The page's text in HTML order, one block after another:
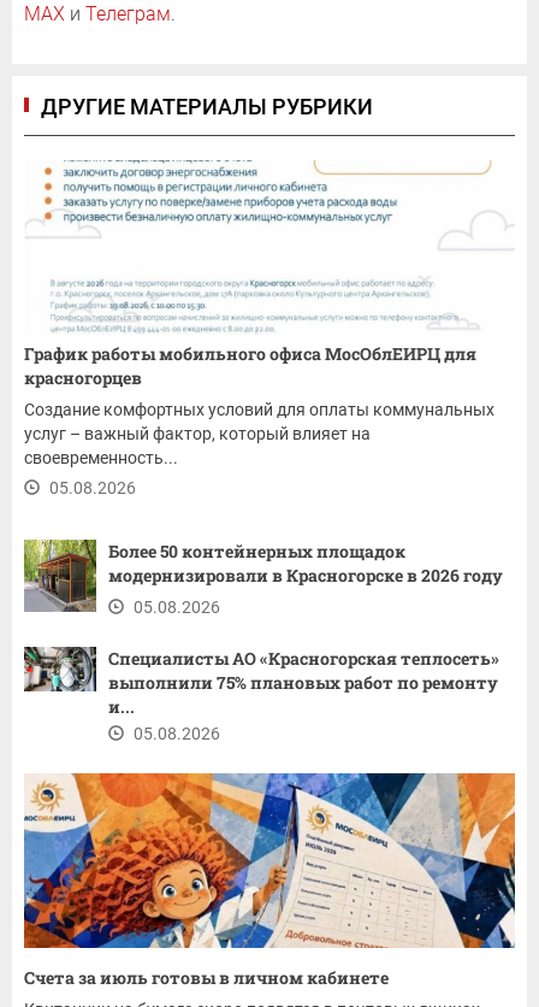
MAX и Телеграм.
ДРУГИЕ МАТЕРИАЛЫ РУБРИКИ
График работы мобильного офиса МосОблЕИРЦ для
красногорцев
Создание комфортных условий для оплаты коммунальных
услуг – важный фактор, который влияет на
своевременность...
05.08.2026
Более 50 контейнерных площадок
модернизировали в Красногорске в 2026 году
05.08.2026
Специалисты АО «Красногорская теплосеть»
выполнили 75% плановых работ по ремонту
и...
05.08.2026
Счета за июль готовы в личном кабинете